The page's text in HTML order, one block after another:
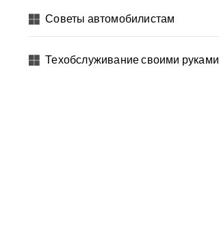
Советы автомобилистам
Техобслуживание своими руками